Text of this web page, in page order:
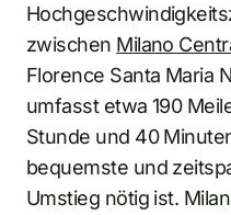
zwischen Milano
Florence Santa Maria
umfasst etwa 190
Stunde und 40
bequemste und
Umstieg nötig ist.